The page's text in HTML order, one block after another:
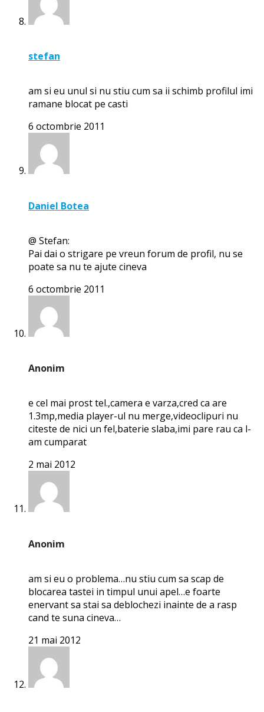
stefan
am si eu unul si nu stiu cum sa ii schimb profilul imi
ramane blocat pe casti
6 octombrie 2011
Daniel Botea
@ Stefan:
Pai dai o strigare pe vreun forum de profil, nu se
poate sa nu te ajute cineva
6 octombrie 2011
Anonim
e cel mai prost tel.,camera e varza,cred ca are
1.3mp,media player-ul nu merge,videoclipuri nu
citeste de nici un fel,baterie slaba,imi pare rau ca l-
am cumparat
2 mai 2012
Anonim
am si eu o problema…nu stiu cum sa scap de
blocarea tastei in timpul unui apel…e foarte
enervant sa stai sa deblochezi inainte de a rasp
cand te suna cineva…
21 mai 2012